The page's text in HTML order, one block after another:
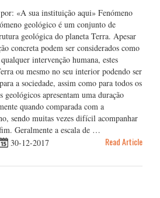
«A sua instituição aqui» Fenómeno
geológico é um conjunto de
geológica do planeta Terra. Apesar
concreta podem ser considerados como
intervenção humana, estes
ou mesmo no seu interior podendo ser
a sociedade, assim como para todos os
geológicos apresentam uma duração
quando comparada com a
sendo muitas vezes difícil acompanhar
Geralmente a escala de …
30-12-2017 Read Article